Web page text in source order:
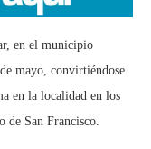
en el municipio
mayo, convirtiéndose
en la localidad en los
de San Francisco.